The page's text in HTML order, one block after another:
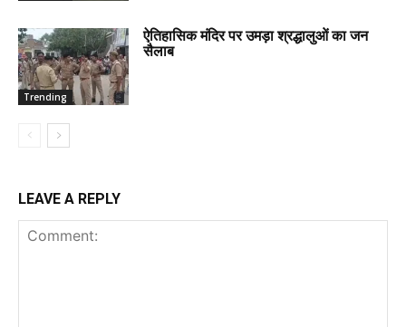
Trending
ऐतिहासिक मंदिर पर उमड़ा श्रद्धालुओं का जन
सैलाब
LEAVE A REPLY